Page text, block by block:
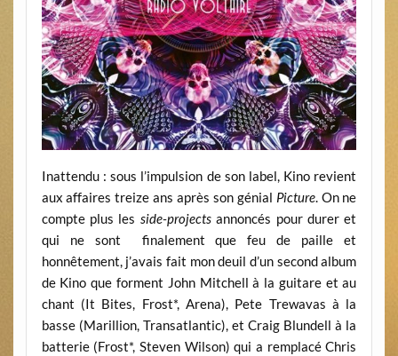
Inattendu : sous l’impulsion de son label, Kino revient
aux affaires treize ans après son génial Picture. On ne
compte plus les side-projectsannoncés pour durer et
qui ne sont finalement que feu de paille et
honnêtement, j’avais fait mon deuil d’un second album
de Kino que forment John Mitchell à la guitare et au
chant (It Bites, Frost*, Arena), Pete Trewavas à la
basse (Marillion, Transatlantic), et Craig Blundell à la
batterie (Frost*, Steven Wilson) qui a remplacé Chris